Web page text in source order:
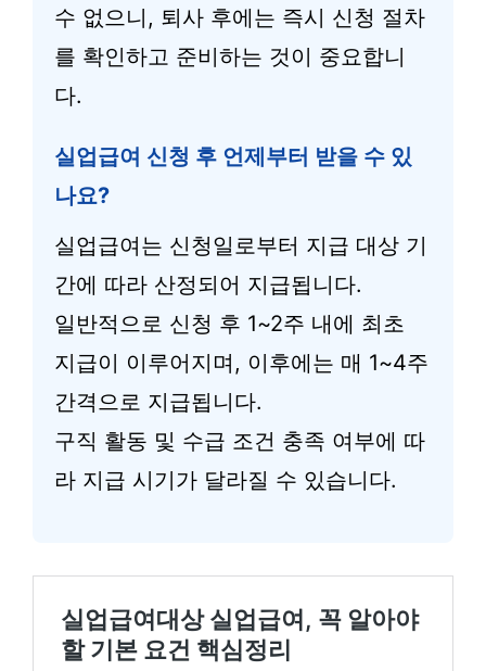
수 없으니, 퇴사 후에는 즉시 신청 절차
를 확인하고 준비하는 것이 중요합니
다.
실업급여 신청 후 언제부터 받을 수 있
나요?
실업급여는 신청일로부터 지급 대상 기
간에 따라 산정되어 지급됩니다.
일반적으로 신청 후 1~2주 내에 최초
지급이 이루어지며, 이후에는 매 1~4주
간격으로 지급됩니다.
구직 활동 및 수급 조건 충족 여부에 따
라 지급 시기가 달라질 수 있습니다.